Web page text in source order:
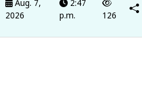
Aug. 7,
2026
2:47
p.m.
126